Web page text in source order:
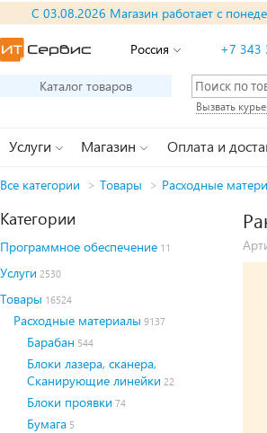
С 03.08.2026 Магазин работает с
Россия +7 343
Каталог товаров
Вызвать
Услуги Магазин Оплата и
Все категории > Товары > Расходные
Категории
Программное обеспечение 11
Услуги 2530
Товары 16524
Расходные материалы 9137
Барабан 544
Блоки лазера, сканера,
Сканирующие линейки 22
Блоки проявки 74
Бумага 5